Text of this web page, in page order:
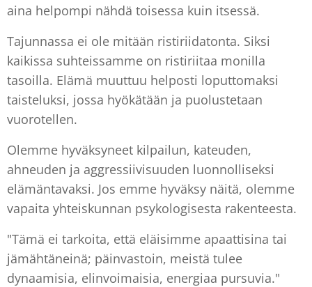
aina helpompi nähdä toisessa kuin itsessä.
Tajunnassa ei ole mitään ristiriidatonta. Siksi
kaikissa suhteissamme on ristiriitaa monilla
tasoilla. Elämä muuttuu helposti loputtomaksi
taisteluksi, jossa hyökätään ja puolustetaan
vuorotellen.
Olemme hyväksyneet kilpailun, kateuden,
ahneuden ja aggressiivisuuden luonnolliseksi
elämäntavaksi. Jos emme hyväksy näitä, olemme
vapaita yhteiskunnan psykologisesta rakenteesta.
"Tämä ei tarkoita, että eläisimme apaattisina tai
jämähtäneinä; päinvastoin, meistä tulee
dynaamisia, elinvoimaisia, energiaa pursuvia."